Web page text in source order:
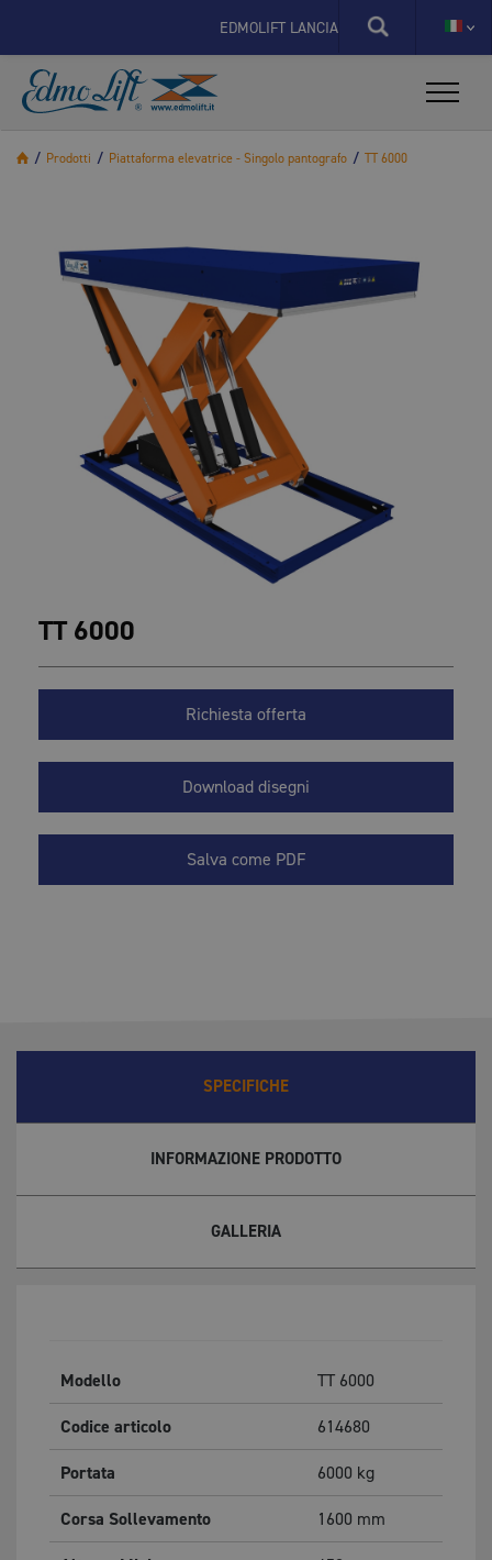
EDMOLIFT LANCIA IL NUOVO SITO SPECIFICO
/ Prodotti / Piattaforma elevatrice - Singolo pantografo / TT 6000
TT 6000
Richiesta offerta
Download disegni
Salva come PDF
SPECIFICHE
INFORMAZIONE PRODOTTO
GALLERIA
Modello
TT 6000
Codice articolo
614680
Portata
6000 kg
Corsa Sollevamento
1600 mm
X